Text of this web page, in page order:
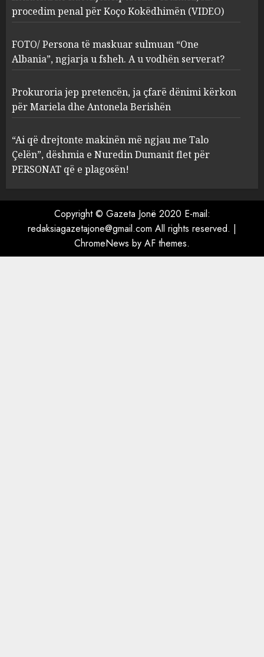
3
FOTO/ Persona të maskuar
sulmuan “One Albania”,
ngjarja u fsheh. A u vodhën
serverat?
MARCH 25, 2025
4
Prokuroria jep pretencën, ja
çfarë dënimi kërkon për
Berishën
MARCH 25, 2025
ngjau me Talo Çelën”,
dëshmia e Nuredin Dumanit
flet për PERSONAT që e
plagosën!
procedim penal për Koço Kokëdhimën (VIDEO)
FOTO/ Persona të maskuar sulmuan “One
Albania”, ngjarja u fsheh. A u vodhën serverat?
Prokuroria jep pretencën, ja çfarë dënimi kërkon
për Mariela dhe Antonela Berishën
“Ai që drejtonte makinën më ngjau me Talo
Çelën”, dëshmia e Nuredin Dumanit flet për
PERSONAT që e plagosën!
Copyright © Gazeta Jonë 2020 E-mail:
redaksiagazetajone@gmail.com All rights reserved. |
ChromeNews by AF themes.